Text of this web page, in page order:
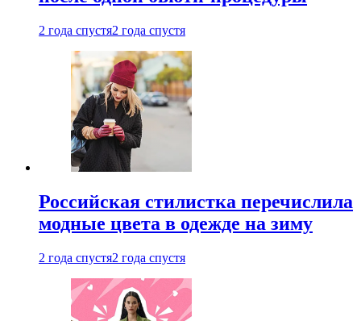
2 года спустя2 года спустя
Российская стилистка перечислила
модные цвета в одежде на зиму
2 года спустя2 года спустя